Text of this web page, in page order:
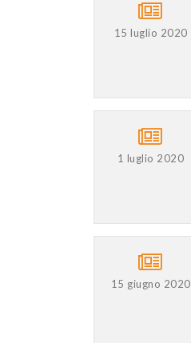
15 luglio 2020
1 luglio 2020
15 giugno 2020